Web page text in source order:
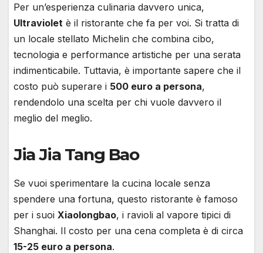
Per un’esperienza culinaria davvero unica,
Ultraviolet è il ristorante che fa per voi. Si tratta di
un locale stellato Michelin che combina cibo,
tecnologia e performance artistiche per una serata
indimenticabile. Tuttavia, è importante sapere che il
costo può superare i 500 euro a persona,
rendendolo una scelta per chi vuole davvero il
meglio del meglio.
Jia Jia Tang Bao
Se vuoi sperimentare la cucina locale senza
spendere una fortuna, questo ristorante è famoso
per i suoi Xiaolongbao, i ravioli al vapore tipici di
Shanghai. Il costo per una cena completa è di circa
15-25 euro a persona.